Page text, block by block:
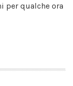
per qualche ora